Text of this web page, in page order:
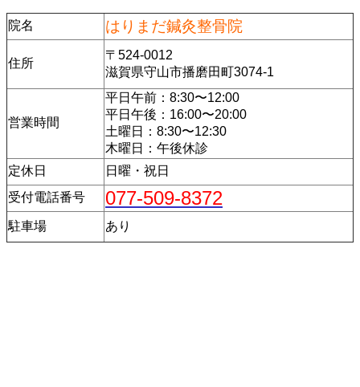
院名 はりまだ鍼灸整骨院
住所
〒524-0012
滋賀県守山市播磨田町3074-1
営業時間
平日午前：8:30〜12:00
平日午後：16:00〜20:00
土曜日：8:30〜12:30
木曜日：午後休診
定休日
日曜・祝日
受付電話番号
077-509-8372
駐車場 あり